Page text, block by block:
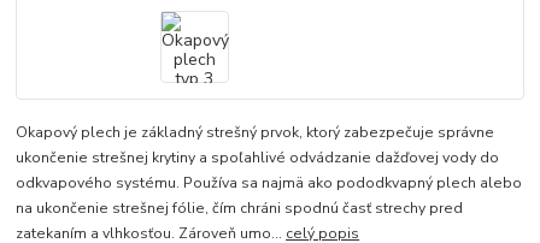
Okapový plech je základný strešný prvok, ktorý zabezpečuje správne
ukončenie strešnej krytiny a spoľahlivé odvádzanie dažďovej vody do
odkvapového systému. Používa sa najmä ako pododkvapný plech alebo
na ukončenie strešnej fólie, čím chráni spodnú časť strechy pred
zatekaním a vlhkosťou. Zároveň umo... celý popis